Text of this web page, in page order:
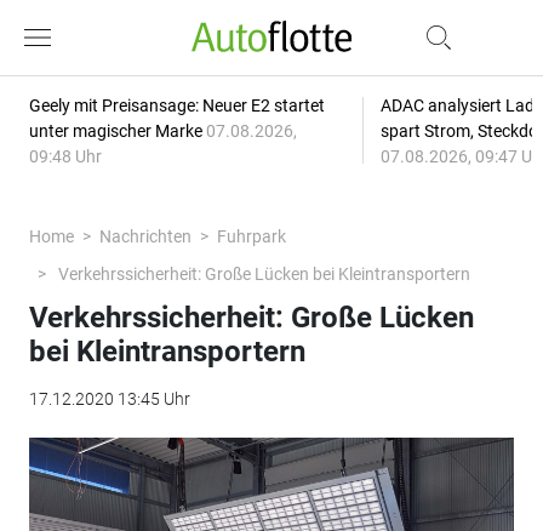
Geely mit Preisansage: Neuer E2 startet
unter magischer Marke 07.08.2026,
09:48 Uhr
ADAC analysiert
spart Strom,
07.08.2026, 09:47
Home Nachrichten
Fuhrpark
Verkehrssicherheit: Große Lücken bei Kleintransportern
Verkehrssicherheit: Große Lücken
bei Kleintransportern
17.12.2020 13:45 Uhr